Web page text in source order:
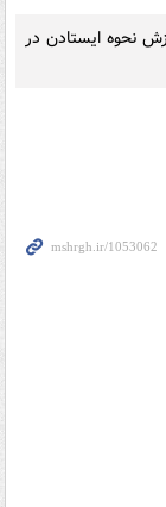
نحوه ایستادن در